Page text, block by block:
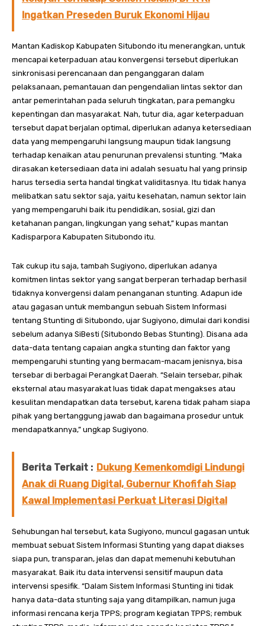
Ingatkan Preseden Buruk Ekonomi Hijau
Mantan Kadiskop Kabupaten Situbondo itu menerangkan, untuk
mencapai keterpaduan atau konvergensi tersebut diperlukan
sinkronisasi perencanaan dan penganggaran dalam
pelaksanaan, pemantauan dan pengendalian lintas sektor dan
antar pemerintahan pada seluruh tingkatan, para pemangku
kepentingan dan masyarakat. Nah, tutur dia, agar keterpaduan
tersebut dapat berjalan optimal, diperlukan adanya ketersediaan
data yang mempengaruhi langsung maupun tidak langsung
terhadap kenaikan atau penurunan prevalensi stunting. “Maka
dirasakan ketersediaan data ini adalah sesuatu hal yang prinsip
harus tersedia serta handal tingkat validitasnya. Itu tidak hanya
melibatkan satu sektor saja, yaitu kesehatan, namun sektor lain
yang mempengaruhi baik itu pendidikan, sosial, gizi dan
ketahanan pangan, lingkungan yang sehat,” kupas mantan
Kadisparpora Kabupaten Situbondo itu.
Tak cukup itu saja, tambah Sugiyono, diperlukan adanya
komitmen lintas sektor yang sangat berperan terhadap berhasil
tidaknya konvergensi dalam penanganan stunting. Adapun ide
atau gagasan untuk membangun sebuah Sistem Informasi
tentang Stunting di Situbondo, ujar Sugiyono, dimulai dari kondisi
sebelum adanya SiBesti (Situbondo Bebas Stunting). Disana ada
data-data tentang capaian angka stunting dan faktor yang
mempengaruhi stunting yang bermacam-macam jenisnya, bisa
tersebar di berbagai Perangkat Daerah. “Selain tersebar, pihak
eksternal atau masyarakat luas tidak dapat mengakses atau
kesulitan mendapatkan data tersebut, karena tidak paham siapa
pihak yang bertanggung jawab dan bagaimana prosedur untuk
mendapatkannya,” ungkap Sugiyono.
Berita Terkait : Dukung Kemenkomdigi Lindungi
Anak di Ruang Digital, Gubernur Khofifah Siap
Kawal Implementasi Perkuat Literasi Digital
Sehubungan hal tersebut, kata Sugiyono, muncul gagasan untuk
membuat sebuat Sistem Informasi Stunting yang dapat diakses
siapa pun, transparan, jelas dan dapat memenuhi kebutuhan
masyarakat. Baik itu data intervensi sensitif maupun data
intervensi spesifik. “Dalam Sistem Informasi Stunting ini tidak
hanya data-data stunting saja yang ditampilkan, namun juga
informasi rencana kerja TPPS; program kegiatan TPPS; rembuk